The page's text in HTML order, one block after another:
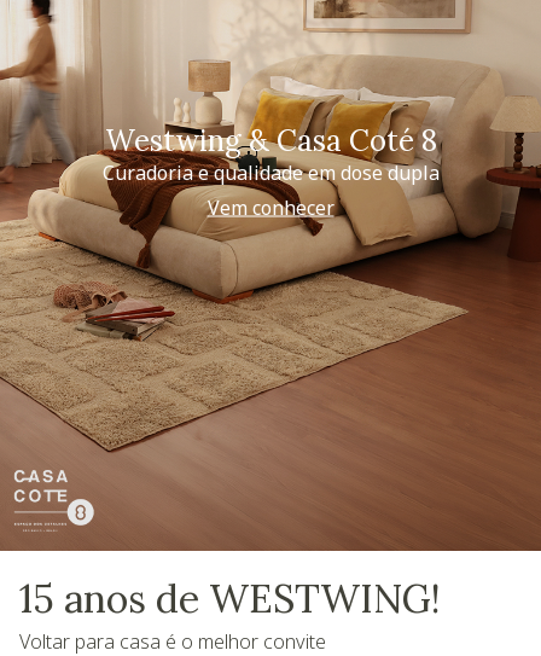
Westwing & Casa Coté 8
Curadoria e qualidade em dose dupla
Vem conhecer
15 anos de WESTWING!
Voltar para casa é o melhor convite